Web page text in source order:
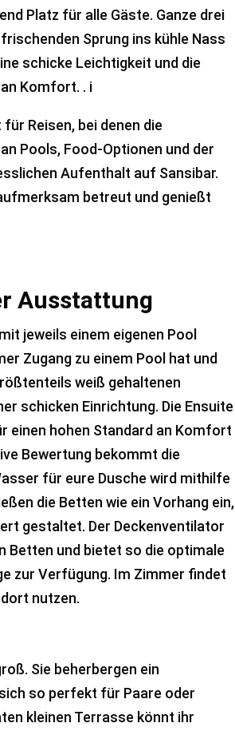
Platz für alle Gäste. Ganze drei
Sprung ins kühle Nass
schicke Leichtigkeit und die
Komfort. . i
Reisen, bei denen die
Pools, Food-Optionen und der
Aufenthalt auf Sansibar.
betreut und genießt
Ausstattung
jeweils einem eigenen Pool
Zugang zu einem Pool hat und
weiß gehaltenen
schicken Einrichtung. Die Ensuite
einen hohen Standard an Komfort
Bewertung bekommt die
für eure Dusche wird mithilfe
die Betten wie ein Vorhang ein,
gestaltet. Der Deckenventilator
Betten und bietet so die optimale
zur Verfügung. Im Zimmer findet
nutzen.
Sie beherbergen ein
so perfekt für Paare oder
kleinen Terrasse könnt ihr